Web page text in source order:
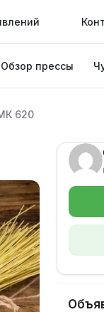
Обзор прессы
620